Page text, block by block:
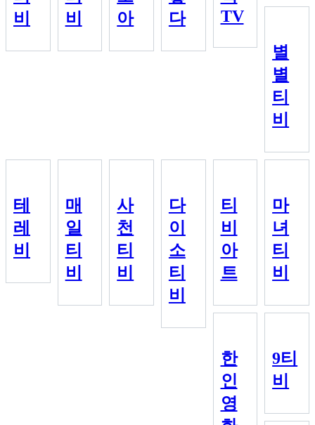
비
비
아
다
TV
별
별
티
비
테
레
비
매
일
티
비
사
천
티
비
다
이
소
티
비
티
비
아
트
마
녀
티
비
한
인
영
9티
비